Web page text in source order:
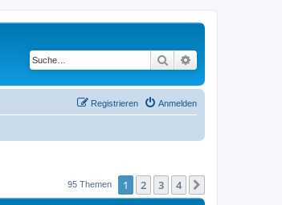
Suche
Anmelden
Registrieren
95 Themen 1 2 3 4